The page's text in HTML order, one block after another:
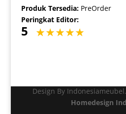
Produk Tersedia: PreOrder
Peringkat Editor:
5
Design By
Homedesign